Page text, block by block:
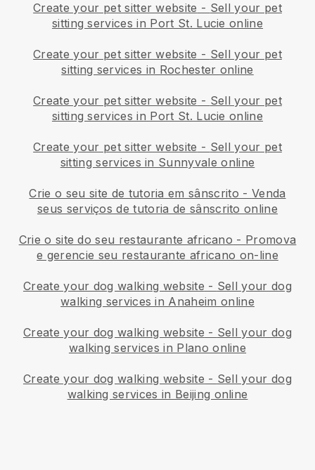
Create your pet sitter website - Sell your pet
sitting services in Port St. Lucie online
Create your pet sitter website - Sell your pet
sitting services in Rochester online
Create your pet sitter website - Sell your pet
sitting services in Port St. Lucie online
Create your pet sitter website - Sell your pet
sitting services in Sunnyvale online
Crie o seu site de tutoria em sânscrito - Venda
seus serviços de tutoria de sânscrito online
Crie o site do seu restaurante africano - Promova
e gerencie seu restaurante africano on-line
Create your dog walking website - Sell your dog
walking services in Anaheim online
Create your dog walking website - Sell your dog
walking services in Plano online
Create your dog walking website - Sell your dog
walking services in Beijing online